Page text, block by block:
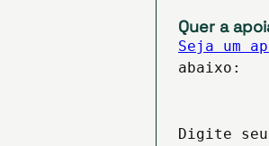
Quer a
Seja um
abaixo:
Digite